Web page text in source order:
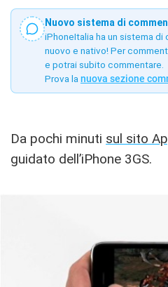
Nuovo sistema di
iPhoneItalia ha un sistema
nuovo e nativo! Per
e potrai subito commentare.
Prova la nuova sezione
Da pochi minuti sul sito
guidato dell’iPhone 3GS.